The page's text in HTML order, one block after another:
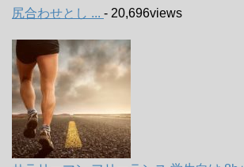
尻合わせとし ... - 20,696views